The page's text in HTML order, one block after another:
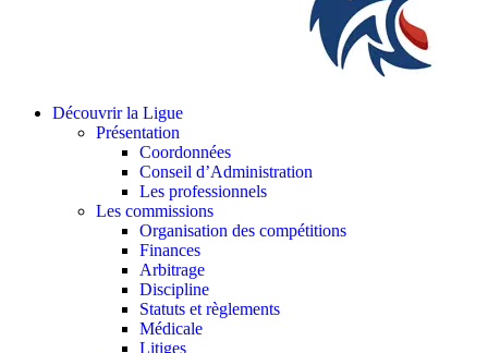
Découvrir la Ligue
Présentation
Coordonnées
Conseil d’Administration
Les professionnels
Les commissions
Organisation des compétitions
Finances
Arbitrage
Discipline
Statuts et règlements
Médicale
Litiges